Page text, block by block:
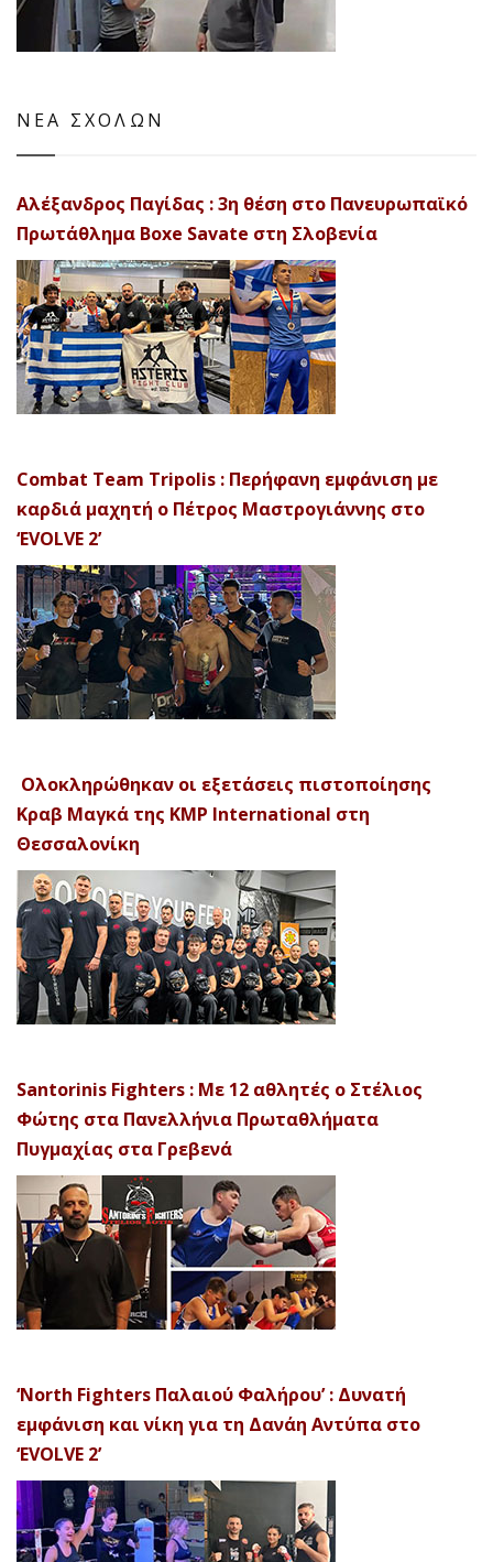
ΝΕΑ ΣΧΟΛΩΝ
Αλέξανδρος Παγίδας : 3η θέση στο Πανευρωπαϊκό
Πρωτάθλημα Boxe Savate στη Σλοβενία
Combat Team Tripolis : Περήφανη εμφάνιση με
καρδιά μαχητή ο Πέτρος Μαστρογιάννης στο
‘EVOLVE 2’
Ολοκληρώθηκαν οι εξετάσεις πιστοποίησης
Κραβ Μαγκά της KMP International στη
Θεσσαλονίκη
Santorinis Fighters : Με 12 αθλητές ο Στέλιος
Φώτης στα Πανελλήνια Πρωταθλήματα
Πυγμαχίας στα Γρεβενά
‘North Fighters Παλαιού Φαλήρου’ : Δυνατή
εμφάνιση και νίκη για τη Δανάη Αντύπα στο
‘EVOLVE 2’